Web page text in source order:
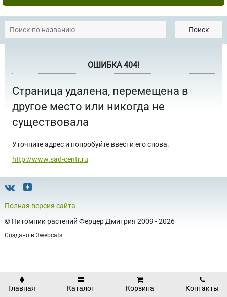
Поиск
ОШИБКА 404!
Страница удалена, перемещена в
другое место или никогда не
существовала
Уточните адрес и попробуйте ввести его снова.
http://www.sad-centr.ru
Полная версия сайта
© Питомник растений Ферцер Дмитрия 2009 - 2026
Создано в 3webcats
Главная Каталог Корзина Контакты